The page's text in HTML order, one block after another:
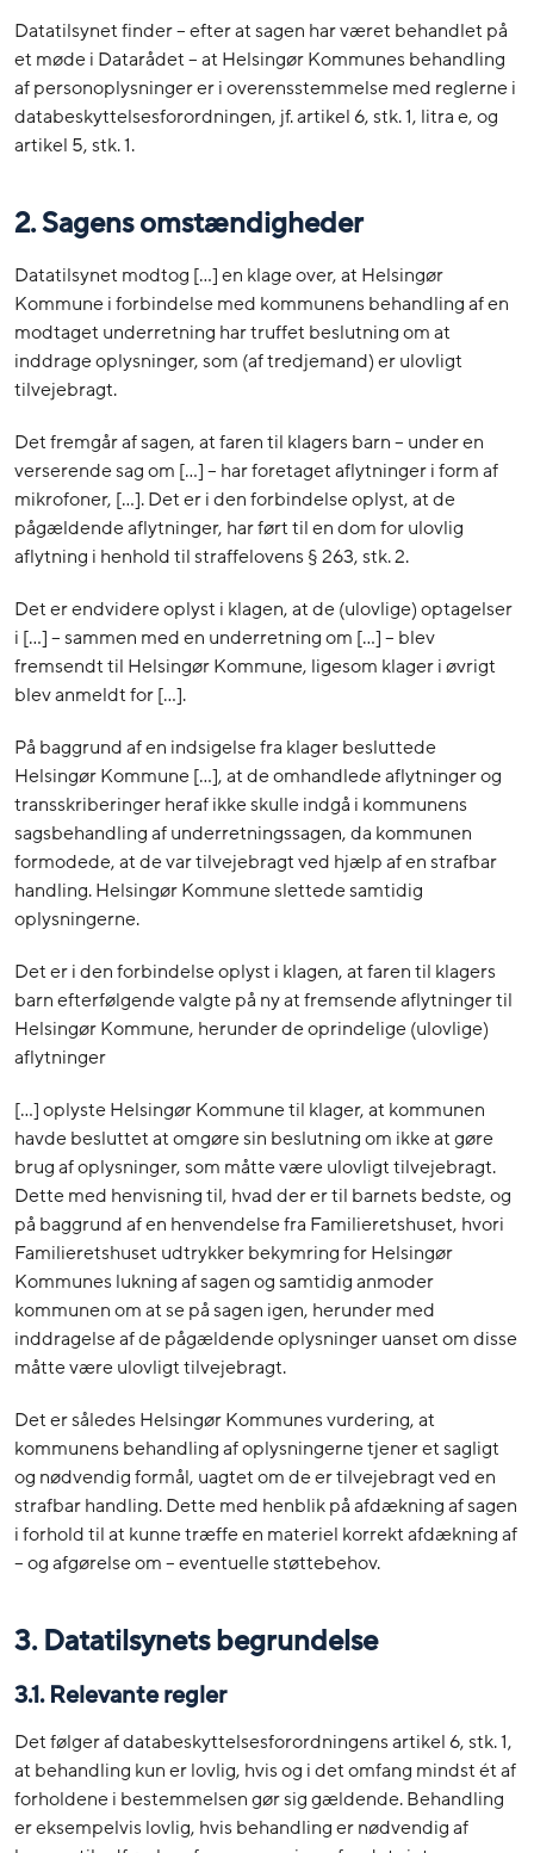
Datatilsynet finder – efter at sagen har været behandlet på
et møde i Datarådet – at Helsingør Kommunes behandling
af personoplysninger er i overensstemmelse med reglerne i
databeskyttelsesforordningen, jf. artikel 6, stk. 1, litra e, og
artikel 5, stk. 1.
2. Sagens omstændigheder
Datatilsynet modtog […] en klage over, at Helsingør
Kommune i forbindelse med kommunens behandling af en
modtaget underretning har truffet beslutning om at
inddrage oplysninger, som (af tredjemand) er ulovligt
tilvejebragt.
Det fremgår af sagen, at faren til klagers barn – under en
verserende sag om […] – har foretaget aflytninger i form af
mikrofoner, […]. Det er i den forbindelse oplyst, at de
pågældende aflytninger, har ført til en dom for ulovlig
aflytning i henhold til straffelovens § 263, stk. 2.
Det er endvidere oplyst i klagen, at de (ulovlige) optagelser
i […] – sammen med en underretning om […] – blev
fremsendt til Helsingør Kommune, ligesom klager i øvrigt
blev anmeldt for […].
På baggrund af en indsigelse fra klager besluttede
Helsingør Kommune […], at de omhandlede aflytninger og
transskriberinger heraf ikke skulle indgå i kommunens
sagsbehandling af underretningssagen, da kommunen
formodede, at de var tilvejebragt ved hjælp af en strafbar
handling. Helsingør Kommune slettede samtidig
oplysningerne.
Det er i den forbindelse oplyst i klagen, at faren til klagers
barn efterfølgende valgte på ny at fremsende aflytninger til
Helsingør Kommune, herunder de oprindelige (ulovlige)
aflytninger
[…] oplyste Helsingør Kommune til klager, at kommunen
havde besluttet at omgøre sin beslutning om ikke at gøre
brug af oplysninger, som måtte være ulovligt tilvejebragt.
Dette med henvisning til, hvad der er til barnets bedste, og
på baggrund af en henvendelse fra Familieretshuset, hvori
Familieretshuset udtrykker bekymring for Helsingør
Kommunes lukning af sagen og samtidig anmoder
kommunen om at se på sagen igen, herunder med
inddragelse af de pågældende oplysninger uanset om disse
måtte være ulovligt tilvejebragt.
Det er således Helsingør Kommunes vurdering, at
kommunens behandling af oplysningerne tjener et sagligt
og nødvendig formål, uagtet om de er tilvejebragt ved en
strafbar handling. Dette med henblik på afdækning af sagen
i forhold til at kunne træffe en materiel korrekt afdækning af
– og afgørelse om – eventuelle støttebehov.
3. Datatilsynets begrundelse
3.1. Relevante regler
Det følger af databeskyttelsesforordningens artikel 6, stk. 1,
at behandling kun er lovlig, hvis og i det omfang mindst ét af
forholdene i bestemmelsen gør sig gældende. Behandling
er eksempelvis lovlig, hvis behandling er nødvendig af